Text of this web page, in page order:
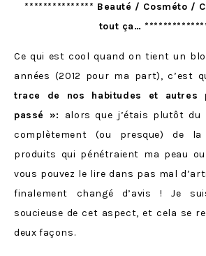
*************** Beauté / Cosméto /
tout ça…
Ce qui est cool quand on tient un
années (2012 pour ma part), c’est
trace de nos habitudes et autres
passé »: alors que j’étais plutôt du
complètement (ou presque) de la
produits qui pénétraient ma peau
vous pouvez le lire dans pas mal
finalement changé d’avis ! Je
soucieuse de cet aspect, et cela se
deux façons.